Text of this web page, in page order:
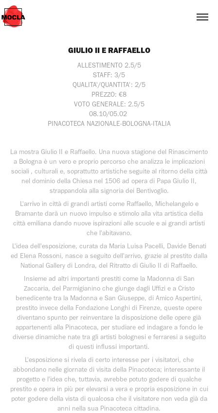
GIULIO II E RAFFAELLO
ALLESTIMENTO 2.5/5
STAFF: 3/5
QUALITA'/QUANTITA': 2/5
PREZZO: €8
VOTO GENERALE: 2.5/5
08.10/05.02
PINACOTECA NAZIONALE-BOLOGNA-ITALIA
La mostra Giulio II e Raffaello. Una nuova stagione del Rinascimento
a Bologna è un vero e proprio percorso che analizza le implicazioni
sociali , culturali e, soprattutto artistiche seguite al ritorno della città
nel dominio della Chiesa nel 1506 ad opera di Papa Giulio II,
strappandola alla signoria dei Bentivoglio.
L'arrivo in città di grandi artisti come Raffaello, Michelangelo e
Bramante darà un nuovo impulso e stimolo alla vita artistica della
città emiliana dando nuove ispirazioni alle scuole e ai grandi artisti
che l'abitavano.
L'idea dell'esposizione, curata da Maria Luisa Pacelli, Davide Benati
ed Elena Rossoni, nasce a seguito dell'arrivo, grazie al prestito dalla
National Gallery di Londra, del Ritratto di Giulio II di Raffaello.
Insieme ad altri importanti prestiti come la Madonna di San
Zaccaria, del Parmigianino che giunge dagli Uffizi e a Cristo
benedicente tra la Madonna e San Giuseppe, di Amico Aspertini,
prestito invece della Fondazione Longhi di Firenze, queste opere
diventano spunto per reinventare la disposizione delle opere già
appartenenti alla Pinacoteca, per studiare ed indagare a fondo le
diverse dinamiche nate tra gli artisti bolognesi e ferraresi a seguito
di questi influssi importanti.
L'esposizione si rivela di certo interesse per i visitatori, che
abbondano nelle giornate di visita della Pinacoteca; interessante il
progetto e l'idea che, tuttavia, avrebbe potuto godere di qualche
prestito e opera in più per elevarsi a vera e propria esposizione in cui
poter godere della vista di qualcosa che il visitatore non veda già da
anni nella sua Pinacoteca cittadina.